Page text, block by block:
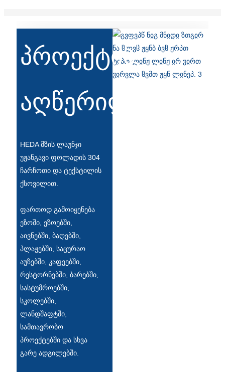
ਪੰਜਾਬੀ
বাংলা
dansk
პროექტის
აღწერილობა
HEDA მზის ლაუნჯი
უჟანგავი ფოლადის 304
ჩარჩოთი და ტექსტილის
ქსოვილით.
ფართოდ გამოიყენება
ეზოში, ეზოებში,
აივნებში, ბაღებში,
პლაჟებში, საცურაო
აუზებში, კაფეებში,
რესტორნებში, ბარებში,
სასტუმროებში,
სკოლებში,
ლანდშაფტში,
სამთავრობო
პროექტებში და სხვა
გარე ადგილებში.